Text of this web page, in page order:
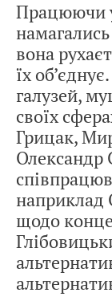
Працюючи
вона
їх
галузей,
своїх
Грицак,
Олександр
наприклад
щодо